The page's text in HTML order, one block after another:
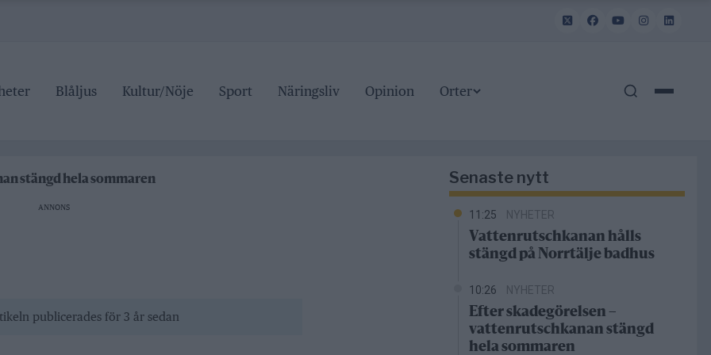
Blåljus Kultur/Nöje Sport Näringsliv Opinion Orter
stängd hela sommaren
ANNONS
publicerades för 3 år sedan
Senaste nytt
11:25 NYHETER
Vattenrutschkanan hålls
stängd på Norrtälje badhus
10:26 NYHETER
Efter skadegörelsen –
vattenrutschkanan stängd
hela sommaren